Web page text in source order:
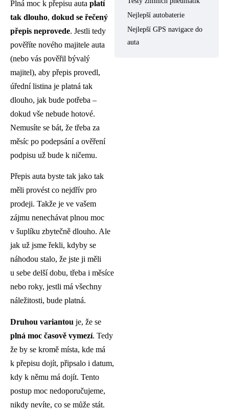
Plná moc k přepisu auta platí
tak dlouho, dokud se řečený
přepis neprovede. Jestli tedy
pověříte nového majitele auta
(nebo vás pověřil bývalý
majitel), aby přepis provedl,
úřední listina je platná tak
dlouho, jak bude potřeba –
dokud vše nebude hotové.
Nemusíte se bát, že třeba za
měsíc po podepsání a ověření
podpisu už bude k ničemu.
Přepis auta byste tak jako tak
měli provést co nejdřív pro
prodeji. Takže je ve vašem
zájmu nenechávat plnou moc
v šuplíku zbytečně dlouho. Ale
jak už jsme řekli, kdyby se
náhodou stalo, že jste ji měli
u sebe delší dobu, třeba i měsíce
nebo roky, jestli má všechny
náležitosti, bude platná.
Druhou variantou je, že se
plná moc časově vymezí. Tedy
že by se kromě místa, kde má
k přepisu dojít, připsalo i datum,
kdy k němu má dojít. Tento
postup moc nedoporučujeme,
nikdy nevíte, co se může stát.
Nejlepší autobaterie
Nejlepší GPS navigace do
auta